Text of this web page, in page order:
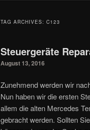
TAG ARCHIVES: C123
Steuergeräte
August 13, 2016
Zunehmend werden wir
Nun haben wir die ersten
allem die alten Mercedes
gebracht werden. Sollten